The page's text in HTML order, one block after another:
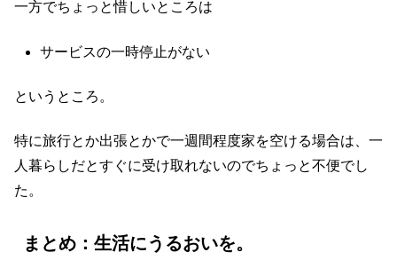
一方でちょっと惜しいところは
サービスの一時停止がない
というところ。
特に旅行とか出張とかで一週間程度家を空ける場合は、一
人暮らしだとすぐに受け取れないのでちょっと不便でし
た。
まとめ：生活にうるおいを。